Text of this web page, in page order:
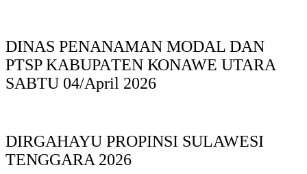
DINAS PΕΝΑΝΑΜAN MODAL DAN
PTSP KABUPAΤΕΝ ΚΟNAWE UTARA
SABTU 04/April 2026
DIRGAHAYU PROPINSI SULAWESI
TENGGARA 2026